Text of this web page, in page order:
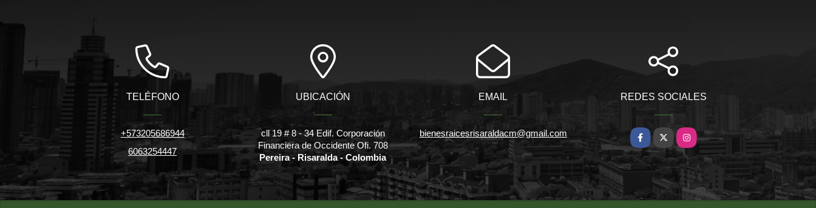
TELÉFONO
+573205686944
6063254447
UBICACIÓN
cll 19 # 8 - 34 Edif. Corporación
Financiera de Occidente Ofi. 708
Pereira - Risaralda - Colombia
EMAIL
bienesraicesrisaraldacm@gmail.com
REDES SOCIALES
Facebook
X Instagram